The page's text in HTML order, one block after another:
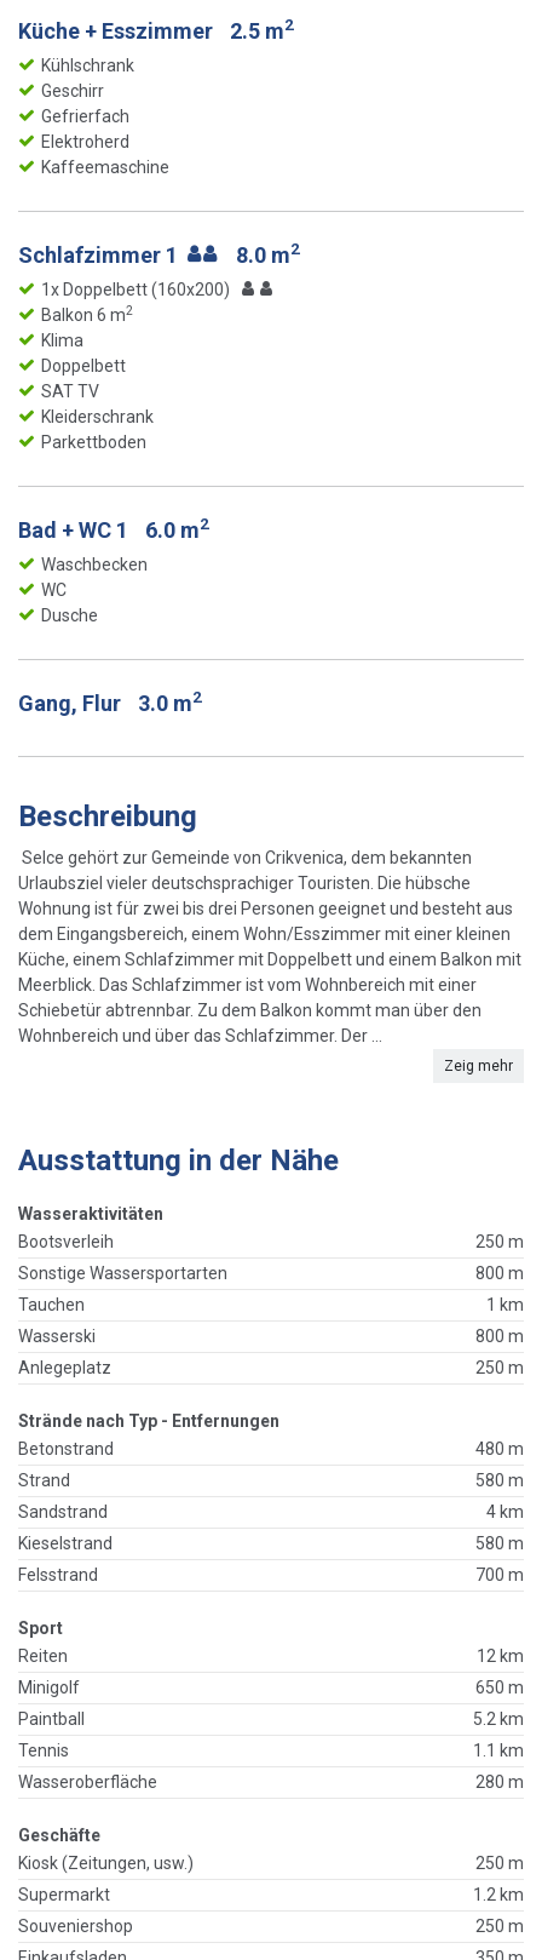
Küche + Esszimmer 2.5 m2
Kühlschrank
Geschirr
Gefrierfach
Elektroherd
Kaffeemaschine
Schlafzimmer 1 8.0 m2
1x Doppelbett (160x200)
Balkon 6 m2
Klima
Doppelbett
SAT TV
Kleiderschrank
Parkettboden
Bad + WC 1 6.0 m2
Waschbecken
WC
Dusche
Gang, Flur 3.0 m2
Beschreibung
Selce gehört zur Gemeinde von Crikvenica, dem bekannten
Urlaubsziel vieler deutschsprachiger Touristen. Die hübsche
Wohnung ist für zwei bis drei Personen geeignet und besteht aus
dem Eingangsbereich, einem Wohn/Esszimmer mit einer kleinen
Küche, einem Schlafzimmer mit Doppelbett und einem Balkon mit
Meerblick. Das Schlafzimmer ist vom Wohnbereich mit einer
Schiebetür abtrennbar. Zu dem Balkon kommt man über den
Wohnbereich und über das Schlafzimmer. Der ...
Zeig mehr
Ausstattung in der Nähe
Wasseraktivitäten
Bootsverleih
250 m
Sonstige Wassersportarten
800 m
Tauchen
1 km
Wasserski
800 m
Anlegeplatz
250 m
Strände nach Typ - Entfernungen
Betonstrand
480 m
Strand
580 m
Sandstrand
4 km
Kieselstrand
580 m
Felsstrand
700 m
Sport
Reiten
12 km
Minigolf
650 m
Paintball
5.2 km
Tennis
1.1 km
Wasseroberfläche
280 m
Geschäfte
Kiosk (Zeitungen, usw.)
250 m
Supermarkt
1.2 km
Souveniershop
250 m